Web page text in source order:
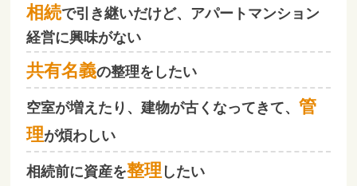
相続で引き継いだけど、アパートマンション
経営に興味がない
共有名義の整理をしたい
空室が増えたり、建物が古くなってきて、管
理が煩わしい
相続前に資産を整理 したい